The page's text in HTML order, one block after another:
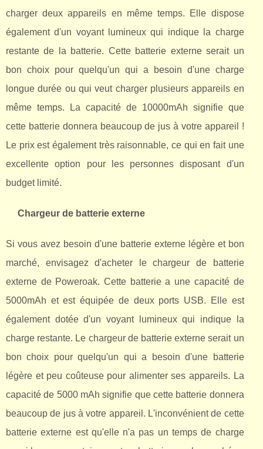
charger deux appareils en même temps. Elle dispose
également d'un voyant lumineux qui indique la charge
restante de la batterie. Cette batterie externe serait un
bon choix pour quelqu'un qui a besoin d'une charge
longue durée ou qui veut charger plusieurs appareils en
même temps. La capacité de 10000mAh signifie que
cette batterie donnera beaucoup de jus à votre appareil !
Le prix est également très raisonnable, ce qui en fait une
excellente option pour les personnes disposant d'un
budget limité.
Chargeur de batterie externe
Si vous avez besoin d'une batterie externe légère et bon
marché, envisagez d'acheter le chargeur de batterie
externe de Poweroak. Cette batterie a une capacité de
5000mAh et est équipée de deux ports USB. Elle est
également dotée d'un voyant lumineux qui indique la
charge restante. Le chargeur de batterie externe serait un
bon choix pour quelqu'un qui a besoin d'une batterie
légère et peu coûteuse pour alimenter ses appareils. La
capacité de 5000 mAh signifie que cette batterie donnera
beaucoup de jus à votre appareil. L'inconvénient de cette
batterie externe est qu'elle n'a pas un temps de charge